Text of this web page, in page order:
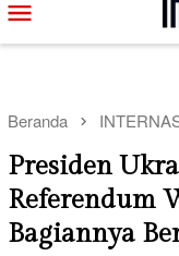
ke
kontenMobile
Beranda
Presiden
Referendum
Bagiannya